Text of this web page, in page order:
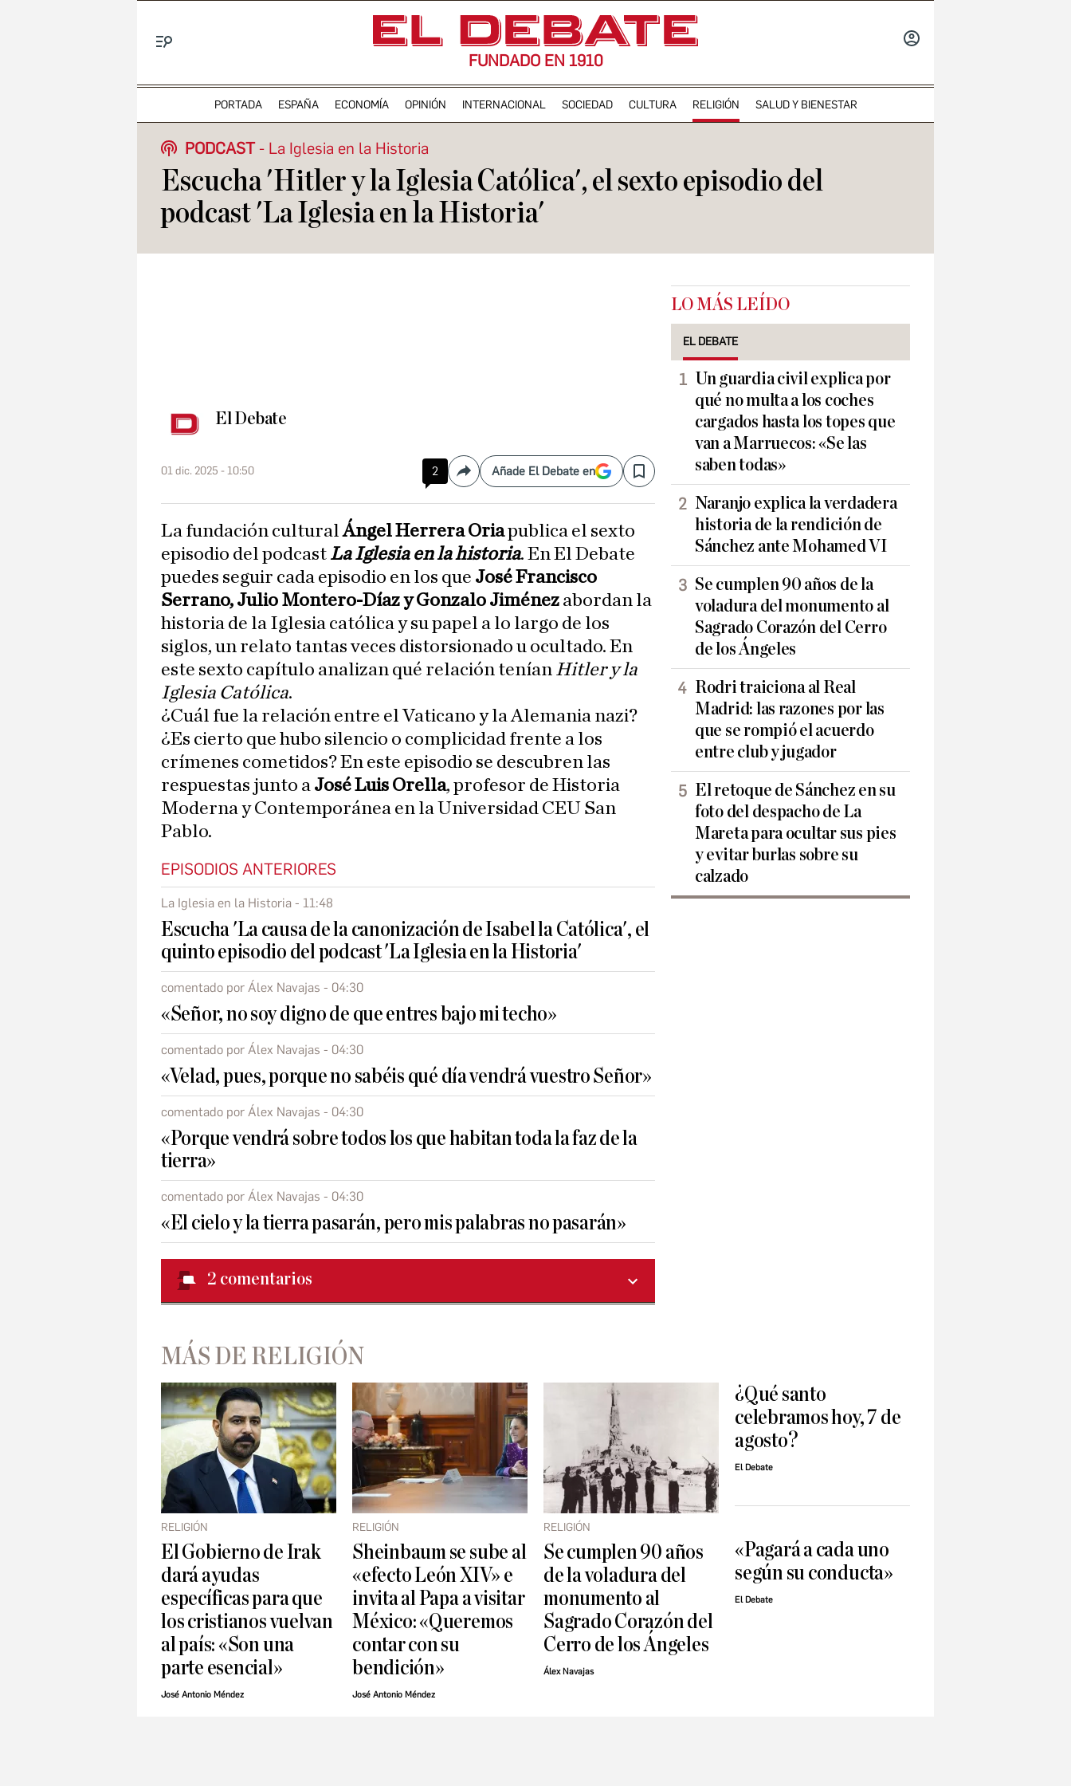
FUNDADO EN 1910
PORTADA ESPAÑA ECONOMÍA OPINIÓN INTERNACIONAL SOCIEDAD CULTURA RELIGIÓN SALUD Y BIENESTAR
PODCAST La Iglesia en la Historia
Escucha 'Hitler y la Iglesia Católica', el sexto episodio del
podcast 'La Iglesia en la Historia'
El Debate
01 dic. 2025 - 10:50 2 CompartirAñade El Debate en Save
la fundación culturalÁngel Herrera Oriapublica el sexto
episodio del podcast La Iglesia en la historia. En El Debate
puedes seguir cada episodio en los que José Francisco
Serrano, Julio Montero-Díaz y Gonzalo Jiménez abordan la
historia de la Iglesia católica y su papel a lo largo de los
siglos, un relato tantas veces distorsionado u ocultado. En
este sexto capítulo analizan qué relación tenían Hitler y la
Iglesia Católica.
¿Cuál fue la relación entre el Vaticano y la Alemania nazi?
¿Es cierto que hubo silencio o complicidad frente a los
crímenes cometidos? En este episodio se descubren las
respuestas junto a José Luis Orella, profesor de Historia
Moderna y Contemporánea en la Universidad CEU San
Pablo.
EPISODIOS ANTERIORES
La Iglesia en la Historia - 11:48
Escucha 'La causa de la canonización de Isabel la Católica', el
quinto episodio del podcast 'La Iglesia en la Historia'
comentado por Álex Navajas - 04:30
«Señor, no soy digno de que entres bajo mi techo»
comentado por Álex Navajas - 04:30
«Velad, pues, porque no sabéis qué día vendrá vuestro Señor»
comentado por Álex Navajas - 04:30
«Porque vendrá sobre todos los que habitan toda la faz de la
tierra»
comentado por Álex Navajas - 04:30
«El cielo y la tierra pasarán, pero mis palabras no pasarán»
2 comentarios
LO MÁS LEÍDO
EL DEBATE
Un guardia civil explica por
qué no multa a los coches
cargados hasta los topes que
van a Marruecos: «Se las
saben todas»
Naranjo explica la verdadera
historia de la rendición de
Sánchez ante Mohamed VI
Se cumplen 90 años de la
voladura del monumento al
Sagrado Corazón del Cerro
de los Ángeles
Rodri traiciona al Real
Madrid: las razones por las
que se rompió el acuerdo
entre club y jugador
El retoque de Sánchez en su
foto del despacho de La
Mareta para ocultar sus pies
y evitar burlas sobre su
calzado
MÁS DE RELIGIÓN
RELIGIÓN
El Gobierno de Irak
dará ayudas
específicas para que
los cristianos vuelvan
al país: «Son una
parte esencial»
José Antonio Méndez
RELIGIÓN
Sheinbaum se sube al
«efecto León XIV» e
invita al Papa a visitar
México: «Queremos
contar con su
bendición»
José Antonio Méndez
RELIGIÓN
Se cumplen 90 años
de la voladura del
monumento al
Sagrado Corazón del
Cerro de los Ángeles
Álex Navajas
¿Qué santo
celebramos hoy, 7 de
agosto?
El Debate
«Pagará a cada uno
según su conducta»
El Debate